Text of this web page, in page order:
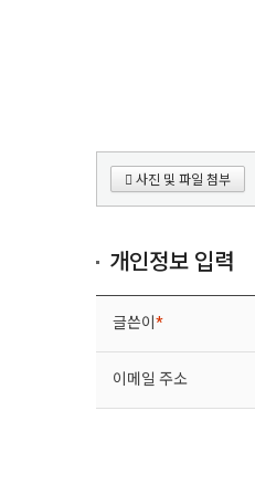
사진 및 파일 첨부
개인정보 입력
글쓴이 *
이메일 주소